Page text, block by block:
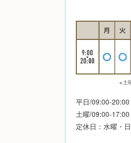
※土
平日/09:00-20:00
土曜/09:00-17:00
定休日：水曜・